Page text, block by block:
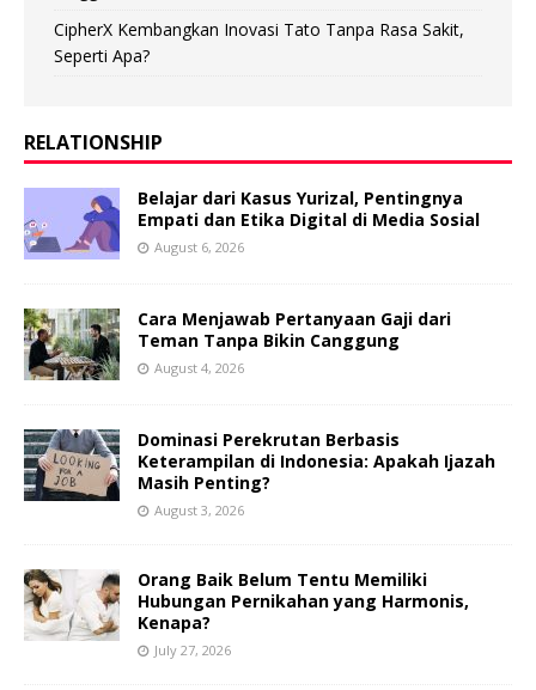
CipherX Kembangkan Inovasi Tato Tanpa Rasa Sakit,
Seperti Apa?
RELATIONSHIP
Belajar dari Kasus Yurizal, Pentingnya
Empati dan Etika Digital di Media Sosial
August 6, 2026
Cara Menjawab Pertanyaan Gaji dari
Teman Tanpa Bikin Canggung
August 4, 2026
Dominasi Perekrutan Berbasis
Keterampilan di Indonesia: Apakah Ijazah
Masih Penting?
August 3, 2026
Orang Baik Belum Tentu Memiliki
Hubungan Pernikahan yang Harmonis,
Kenapa?
July 27, 2026